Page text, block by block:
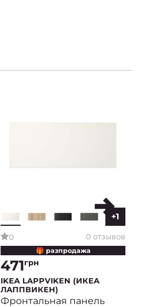
+1
0 0 отзывов
🎁 разпродажа
471грн
IKEA LAPPVIKEN (ИКЕА
ЛАППВИКЕН)
Фронтальная панель